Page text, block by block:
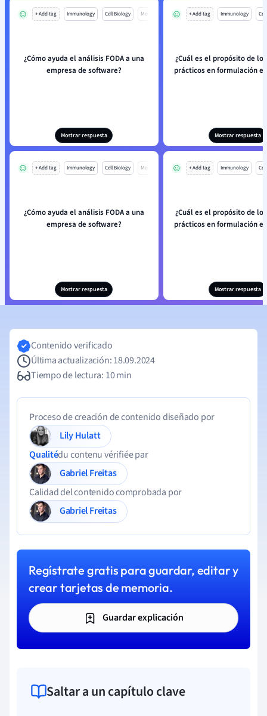
+ Add tag Immunology Cell Biology Mo
¿Cómo ayuda el análisis FODA a una
empresa de software?
Mostrar respuesta
+ Add tag Immunology
¿Cuál es el propósito de
prácticos en formulación
Mostrar respuesta
+ Add tag Immunology Cell Biology Mo
¿Cómo ayuda el análisis FODA a una
empresa de software?
Mostrar respuesta
+ Add tag Immunology
¿Cuál es el propósito de
prácticos en formulación
Mostrar respuesta
Contenido verificado
Última actualización: 18.09.2024
Tiempo de lectura: 10 min
Proceso de creación de contenido diseñado por
Lily Hulatt
Qualitédu contenu vérifiée par
Gabriel Freitas
Calidad del contenido comprobada por
Gabriel Freitas
Regístrate gratis para guardar, editar y
crear tarjetas de memoria.
Guardar explicación
Saltar a un capítulo clave